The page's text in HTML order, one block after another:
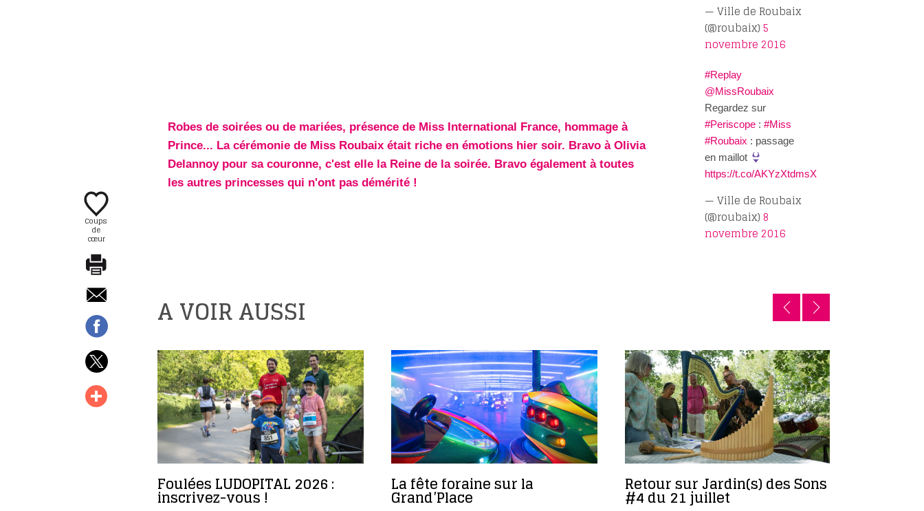
Coups
de
cœur
Robes de soirées ou de mariées, présence de Miss International France, hommage à
Prince... La cérémonie de Miss Roubaix était riche en émotions hier soir. Bravo à Olivia
Delannoy pour sa couronne, c'est elle la Reine de la soirée. Bravo également à toutes
les autres princesses qui n'ont pas démérité !
— Ville de Roubaix
(@roubaix)5
novembre 2016
#Replay
@MissRoubaix
Regardez sur
#Periscope: #Miss
#Roubaix : passage
en maillot
https://t.co/AKYzXtdmsX
— Ville de Roubaix
(@roubaix) 8
novembre 2016
A VOIR AUSSI
Foulées LUDOPITAL 2026 :
inscrivez-vous !
La fête foraine sur la
Grand’Place
Retour sur Jardin(s) des Sons
#4 du 21 juillet